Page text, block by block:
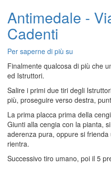
Antimedale -
Cadenti
Per saperne di più su
Via
Cadenti
Finalmente qualcosa di più che
ed Istruttori.
Salire i primi due tiri degli
più, proseguire verso destra,
La prima placca prima della
Giunti alla cengia con la pianta,
aderenza pura, oppure si
rientra.
Successivo tiro umano, poi il 5